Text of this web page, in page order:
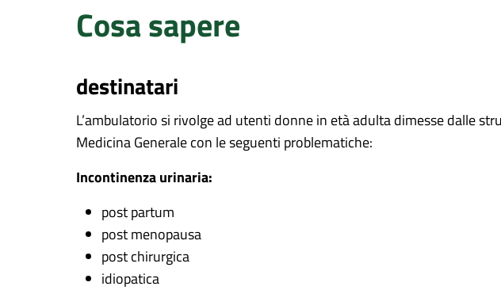
-biofeedback
Cosa sapere
destinatari
L’ambulatorio si rivolge ad utenti donne in età adulta dimesse dalle
Medicina Generale con le seguenti problematiche:
Incontinenza urinaria:
post partum
post menopausa
post chirurgica
idiopatica